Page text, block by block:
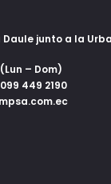
Daule junto a la
– Dom)
449 2190